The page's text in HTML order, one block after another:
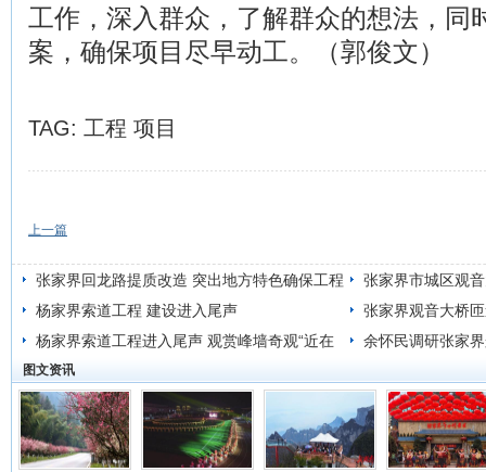
工作，深入群众，了解群众的想法，同
案，确保项目尽早动工。（郭俊文）
TAG: 工程 项目
上一篇
张家界回龙路提质改造 突出地方特色确保工程
质量
张家界市城区观
杨家界索道工程 建设进入尾声
张家界观音大桥
杨家界索道工程进入尾声 观赏峰墙奇观“近在
咫尺”
余怀民调研张家
图文资讯